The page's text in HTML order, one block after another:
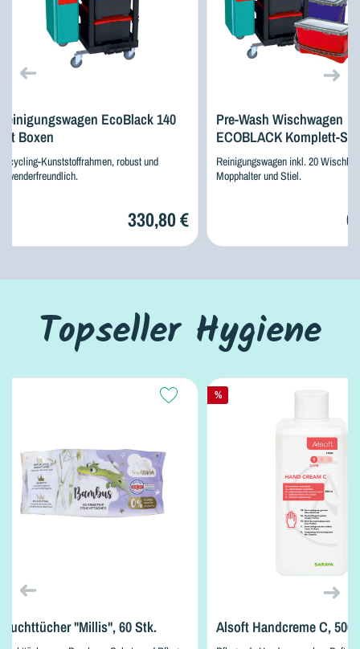
EcoBlack 140
Boxen
Kunststoffrahmen, robust und
330,80 €
Pre-Wash Wischwagen
ECOBLACK Komplett-Set
Reinigungswagen inkl. 20
Mopphalter und Stiel.
Topseller Hygiene
"Millis", 60 Stk.
%
Alsoft Handcreme C, 500